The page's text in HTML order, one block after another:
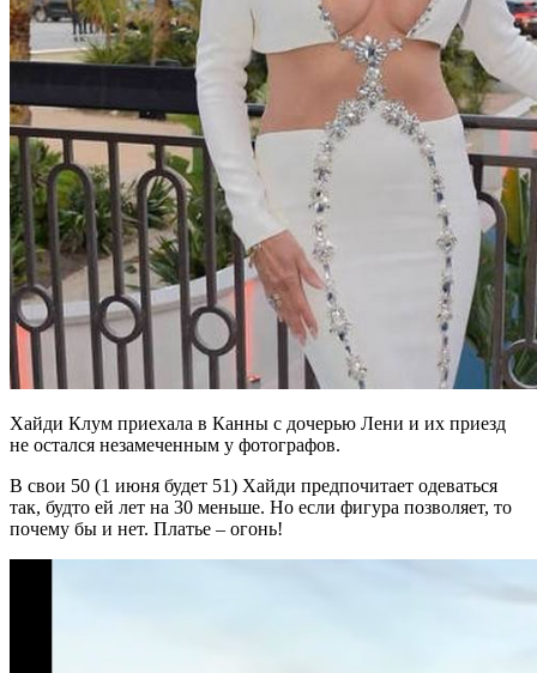
Хайди Клум приехала в Канны с дочерью Лени и их приезд
не остался незамеченным у фотографов.
В свои 50 (1 июня будет 51) Хайди предпочитает одеваться
так, будто ей лет на 30 меньше. Но если фигура позволяет, то
почему бы и нет. Платье – огонь!